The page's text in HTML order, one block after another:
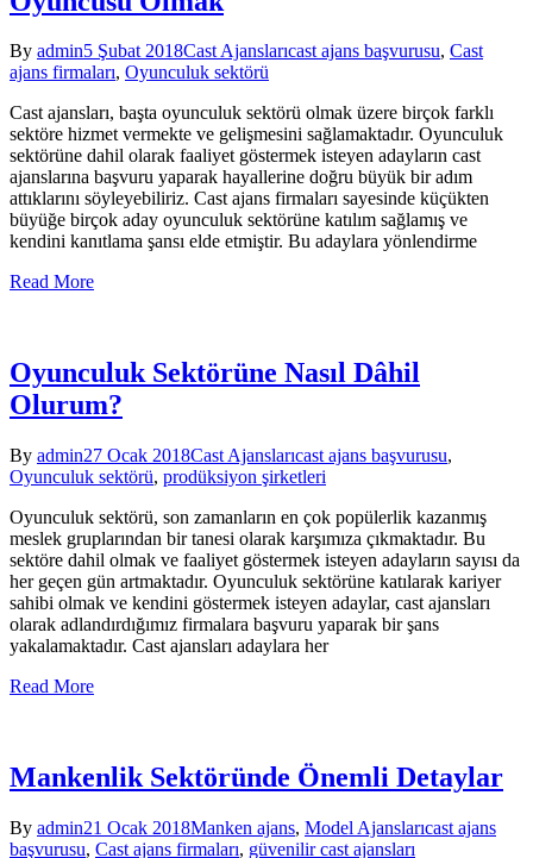
By admin5 Şubat 2018Cast Ajanslarıcast ajans başvurusu, Cast
ajans firmaları, Oyunculuk sektörü
Cast ajansları, başta oyunculuk sektörü olmak üzere birçok farklı
sektöre hizmet vermekte ve gelişmesini sağlamaktadır. Oyunculuk
sektörüne dahil olarak faaliyet göstermek isteyen adayların cast
ajanslarına başvuru yaparak hayallerine doğru büyük bir adım
attıklarını söyleyebiliriz. Cast ajans firmaları sayesinde küçükten
büyüğe birçok aday oyunculuk sektörüne katılım sağlamış ve
kendini kanıtlama şansı elde etmiştir. Bu adaylara yönlendirme
Read More
Oyunculuk Sektörüne Nasıl Dâhil
Olurum?
By admin27 Ocak 2018Cast Ajanslarıcast ajans başvurusu,
Oyunculuk sektörü, prodüksiyon şirketleri
Oyunculuk sektörü, son zamanların en çok popülerlik kazanmış
meslek gruplarından bir tanesi olarak karşımıza çıkmaktadır. Bu
sektöre dahil olmak ve faaliyet göstermek isteyen adayların sayısı da
her geçen gün artmaktadır. Oyunculuk sektörüne katılarak kariyer
sahibi olmak ve kendini göstermek isteyen adaylar, cast ajansları
olarak adlandırdığımız firmalara başvuru yaparak bir şans
yakalamaktadır. Cast ajansları adaylara her
Read More
Mankenlik Sektöründe Önemli Detaylar
By admin21 Ocak 2018Manken ajans, Model Ajanslarıcast ajans
başvurusu, Cast ajans firmaları, güvenilir cast ajansları